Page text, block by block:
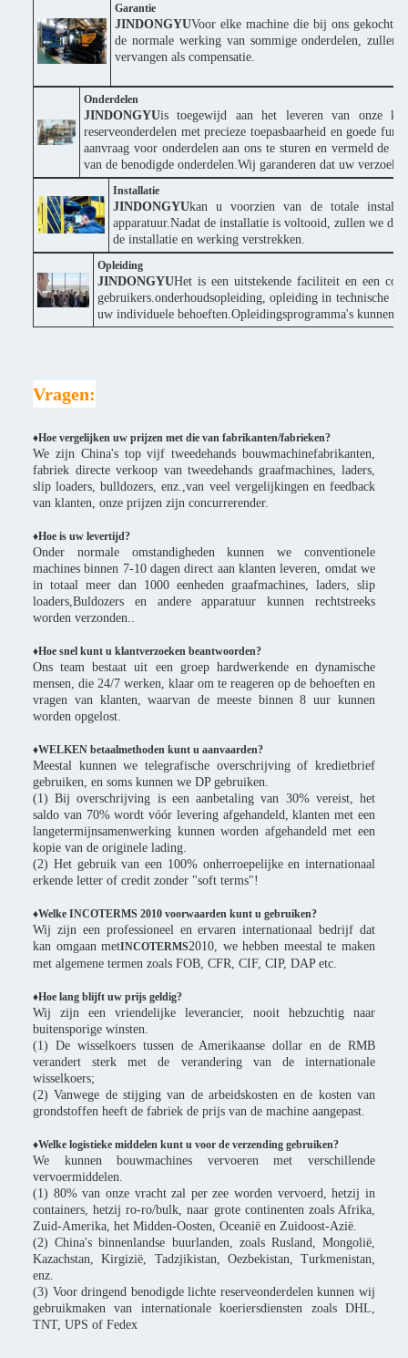
Garantie
JINDONGYUVoor elke machine die bij ons gekocht
de normale werking van sommige onderdelen, zullen
vervangen als compensatie.
Onderdelen
JINDONGYUis toegewijd aan het leveren van onze
reserveonderdelen met precieze toepasbaarheid en goede
aanvraag voor onderdelen aan ons te sturen en vermeld de
van de benodigde onderdelen.Wij garanderen dat uw verzoek
Installatie
JINDONGYUkan u voorzien van de totale
apparatuur.Nadat de installatie is voltooid, zullen we de
de installatie en werking verstrekken.
Opleiding
JINDONGYUHet is een uitstekende faciliteit en een
gebruikers.onderhoudsopleiding, opleiding in technische
uw individuele behoeften.Opleidingsprogramma's kunnen
Vragen:
♦Hoe vergelijken uw prijzen met die van fabrikanten/fabrieken?
We zijn China's top vijf tweedehands bouwmachinefabrikanten,
fabriek directe verkoop van tweedehands graafmachines, laders,
slip loaders, bulldozers, enz.,van veel vergelijkingen en feedback
van klanten, onze prijzen zijn concurrerender.
♦Hoe is uw levertijd?
Onder normale omstandigheden kunnen we conventionele
machines binnen 7-10 dagen direct aan klanten leveren, omdat we
in totaal meer dan 1000 eenheden graafmachines, laders, slip
loaders,Buldozers en andere apparatuur kunnen rechtstreeks
worden verzonden..
♦Hoe snel kunt u klantverzoeken beantwoorden?
Ons team bestaat uit een groep hardwerkende en dynamische
mensen, die 24/7 werken, klaar om te reageren op de behoeften en
vragen van klanten, waarvan de meeste binnen 8 uur kunnen
worden opgelost.
♦WELKEN betaalmethoden kunt u aanvaarden?
Meestal kunnen we telegrafische overschrijving of kredietbrief
gebruiken, en soms kunnen we DP gebruiken.
(1) Bij overschrijving is een aanbetaling van 30% vereist, het
saldo van 70% wordt vóór levering afgehandeld, klanten met een
langetermijnsamenwerking kunnen worden afgehandeld met een
kopie van de originele lading.
(2) Het gebruik van een 100% onherroepelijke en internationaal
erkende letter of credit zonder "soft terms"!
♦Welke INCOTERMS 2010 voorwaarden kunt u gebruiken?
Wij zijn een professioneel en ervaren internationaal bedrijf dat
kan omgaan metINCOTERMS2010, we hebben meestal te maken
met algemene termen zoals FOB, CFR, CIF, CIP, DAP etc.
♦Hoe lang blijft uw prijs geldig?
Wij zijn een vriendelijke leverancier, nooit hebzuchtig naar
buitensporige winsten.
(1) De wisselkoers tussen de Amerikaanse dollar en de RMB
verandert sterk met de verandering van de internationale
wisselkoers;
(2) Vanwege de stijging van de arbeidskosten en de kosten van
grondstoffen heeft de fabriek de prijs van de machine aangepast.
♦Welke logistieke middelen kunt u voor de verzending gebruiken?
We kunnen bouwmachines vervoeren met verschillende
vervoermiddelen.
(1) 80% van onze vracht zal per zee worden vervoerd, hetzij in
containers, hetzij ro-ro/bulk, naar grote continenten zoals Afrika,
Zuid-Amerika, het Midden-Oosten, Oceanië en Zuidoost-Azië.
(2) China's binnenlandse buurlanden, zoals Rusland, Mongolië,
Kazachstan, Kirgizië, Tadzjikistan, Oezbekistan, Turkmenistan,
enz.
(3) Voor dringend benodigde lichte reserveonderdelen kunnen wij
gebruikmaken van internationale koeriersdiensten zoals DHL,
TNT, UPS of Fedex